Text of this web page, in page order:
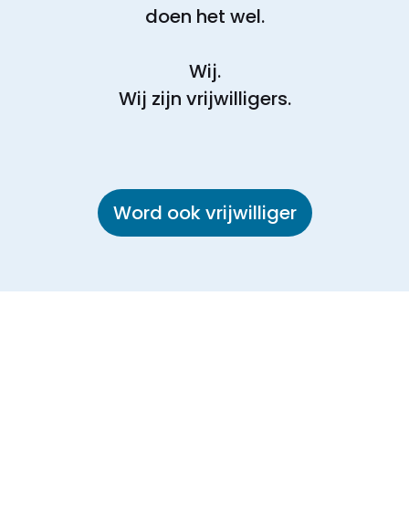
doen het wel.
Wij.
Wij zijn vrijwilligers.
Word ook vrijwilliger